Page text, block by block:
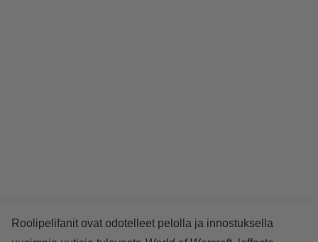
Roolipelifanit ovat odotelleet pelolla ja innostuksella